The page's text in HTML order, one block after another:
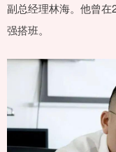
副总经理林海。他曾在
强搭班。